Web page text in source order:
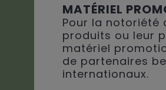
MATÉRIEL
Pour la notoriété
produits ou leur
matériel
de partenaires
internationaux.